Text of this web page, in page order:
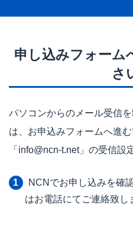
申し込みフォーム
さ
パソコンからのメール受信
は、お申込みフォームへ進む
「info@ncn-t.net」の受信
NCNでお申し込みを確
はお電話にてご連絡致